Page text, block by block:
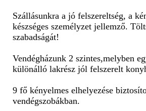
Szállásunkra a jó felszereltség, a
készséges személyzet jellemző.
szabadságát!
Vendégházunk 2 szintes,melyben
különálló lakrész jól felszerelt
9 fő kényelmes elhelyezése
vendégszobákban.